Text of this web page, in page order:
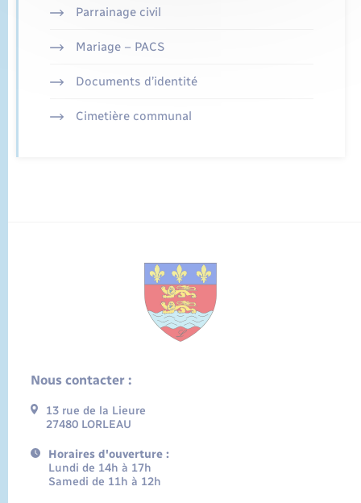
Parrainage civil
Mariage – PACS
Documents d’identité
Cimetière communal
Nous contacter :
13 rue de la Lieure
27480 LORLEAU
Horaires d'ouverture :
Lundi de 14h à 17h
Samedi de 11h à 12h